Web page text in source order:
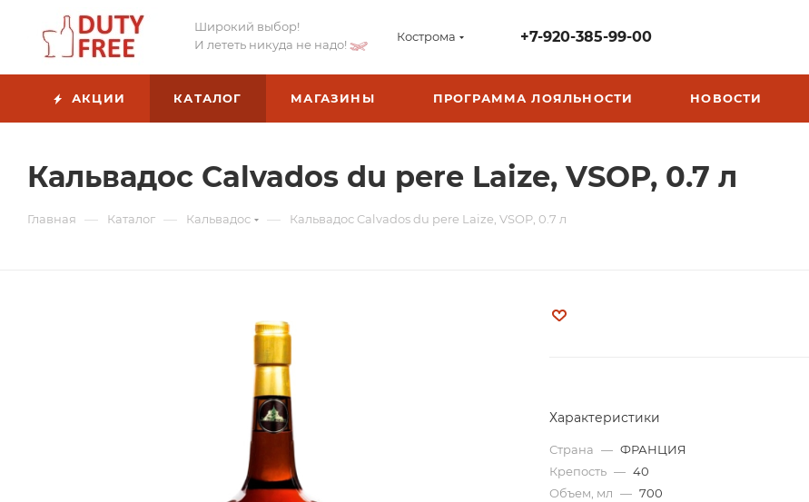
Широкий выбор!
И лететь никуда не надо!
Кострома +7-920-385-99-00
АКЦИИ КАТАЛОГ МАГАЗИНЫ ПРОГРАММА ЛОЯЛЬНОСТИ НОВОСТИ
Кальвадос Calvados du pere Laize, VSOP, 0.7 л
Главная — Каталог — Кальвадос — Кальвадос Calvados du pere Laize, VSOP, 0.7 л
Характеристики
Страна — ФРАНЦИЯ
Крепость — 40
Объем, мл — 700